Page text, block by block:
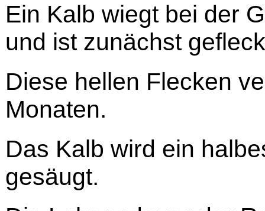
Ein Kalb wiegt bei der
und ist zunächst
Diese hellen Flecken
Monaten.
Das Kalb wird ein
gesäugt.